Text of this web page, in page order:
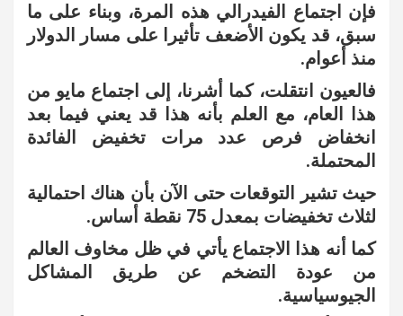
فإن اجتماع الفيدرالي هذه المرة، وبناء على ما
سبق، قد يكون الأضعف تأثيرا على مسار الدولار
منذ أعوام.
فالعيون انتقلت، كما أشرنا، إلى اجتماع مايو من
هذا العام، مع العلم بأنه هذا قد يعني فيما بعد
انخفاض فرص عدد مرات تخفيض الفائدة
المحتملة.
حيث تشير التوقعات حتى الآن بأن هناك احتمالية
لثلاث تخفيضات بمعدل 75 نقطة أساس.
كما أنه هذا الاجتماع يأتي في ظل مخاوف العالم
من عودة التضخم عن طريق المشاكل
الجيوسياسية.